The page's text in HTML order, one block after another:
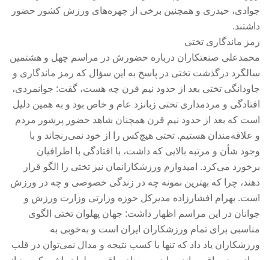
جوادی، حیدری و همچنین برخی از چهره‌های ورزش کشور حضور
داشتند.
رمز ماندگاری تختی
محمدعلی صنعتکاران درباره حضورش در مراسم چهل و هشتمین
سالگرد درگذشت تختی در پاسخ به این سؤال که رمز ماندگاری و
جاودانگی تختی بعد از حدود نیم قرن چه هست، گفت: جوانمردی،
افتادگی و مردمداری تختی زبانزد عام و خاص بود و به همین دلیل
است که بعد از حدود نیم قرن همچنان شاهد حضور پرشور مردم
و علاقه‌مندان هستیم. تختی هیچ‌کس را از خود نمی‌رنجاند و با
وجود شأن و مرتبه بالایی که داشت، با افتادگی با اطرافیان
برخورد می‌کرد. امیدوارم ورزشکارانمان نیز تختی را الگو قرار
دهند، چرا که بهترین نمونه چه در زندگی خصوصی و چه در ورزش
است. بهرام افشارزاده مدیرکل حوزه وزارتی وزارت ورزش و
جوانان در این مراسم اظهار داشت: جهان پهلوان تختی الگوی
مناسبی برای تمام ورزشکاران ایران است و به‌خوبی به
ورزشکاران یاد داد که تنها با کسب نتیجه و مدال نمی‌توان در قلب